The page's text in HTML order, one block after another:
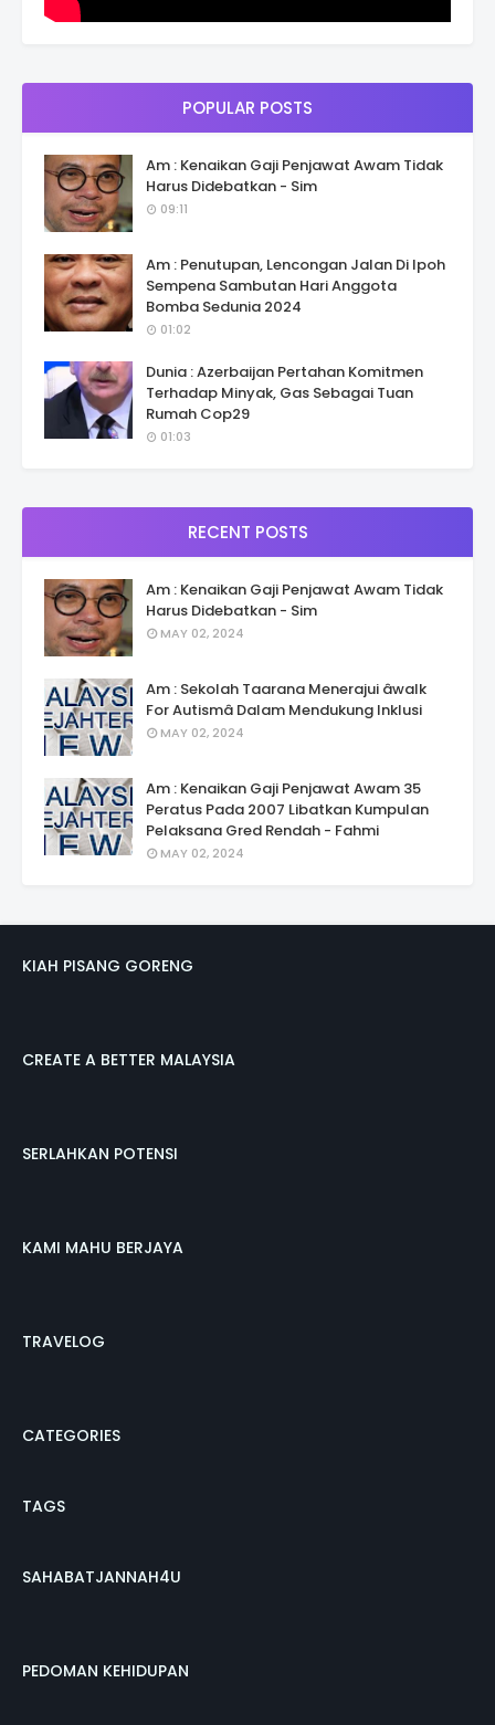
POPULAR POSTS
Am : Kenaikan Gaji Penjawat Awam Tidak
Harus Didebatkan - Sim
09:11
Am : Penutupan, Lencongan Jalan Di Ipoh
Sempena Sambutan Hari Anggota
Bomba Sedunia 2024
01:02
Dunia : Azerbaijan Pertahan Komitmen
Terhadap Minyak, Gas Sebagai Tuan
Rumah Cop29
01:03
RECENT POSTS
Am : Kenaikan Gaji Penjawat Awam Tidak
Harus Didebatkan - Sim
MAY 02, 2024
Am : Sekolah Taarana Menerajui âwalk
For Autismâ Dalam Mendukung Inklusi
MAY 02, 2024
Am : Kenaikan Gaji Penjawat Awam 35
Peratus Pada 2007 Libatkan Kumpulan
Pelaksana Gred Rendah - Fahmi
MAY 02, 2024
KIAH PISANG GORENG
CREATE A BETTER MALAYSIA
SERLAHKAN POTENSI
KAMI MAHU BERJAYA
TRAVELOG
CATEGORIES
TAGS
SAHABATJANNAH4U
PEDOMAN KEHIDUPAN